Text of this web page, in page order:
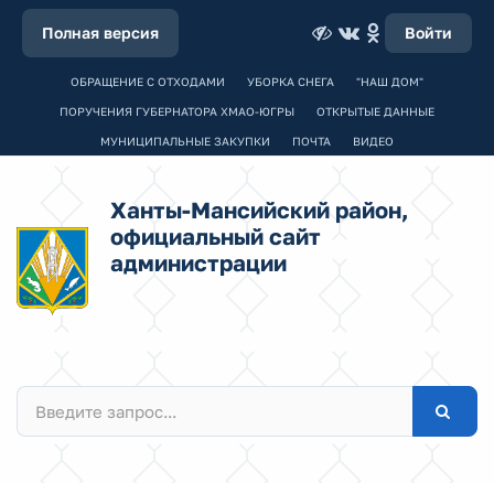
Полная версия Войти
ОБРАЩЕНИЕ С ОТХОДАМИ УБОРКА СНЕГА "НАШ ДОМ"
ПОРУЧЕНИЯ ГУБЕРНАТОРА ХМАО-ЮГРЫ ОТКРЫТЫЕ ДАННЫЕ
МУНИЦИПАЛЬНЫЕ ЗАКУПКИ ПОЧТА ВИДЕО
Ханты-Мансийский район,
официальный сайт
администрации